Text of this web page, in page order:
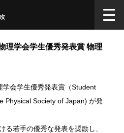
理学会学生優秀発表賞 物理
学会学生優秀発表賞（Student
Physical Society of Japan) が発
る若手の優秀な発表を奨励し、